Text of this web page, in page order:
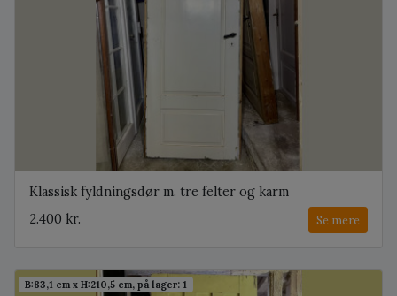
Klassisk fyldningsdør m. tre felter og karm
2.400 kr.
Se mere
B:83,1 cm x H:210,5 cm, på lager: 1